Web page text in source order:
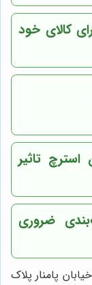
کالای خود
تاثیر
ضروری
تهران خیابان ۱۵خرداد خیابان پامنار پلاک